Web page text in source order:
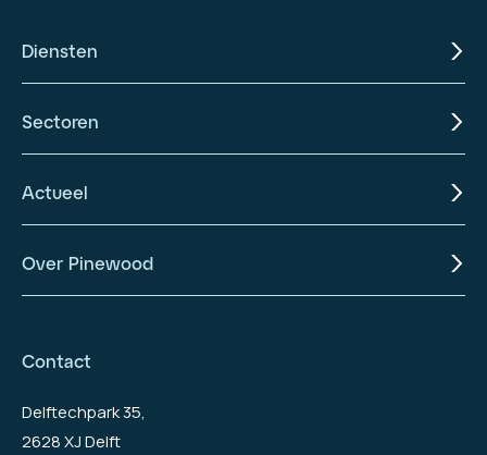
Diensten
Sectoren
Actueel
Over Pinewood
Contact
Delftechpark 35,
2628 XJ Delft